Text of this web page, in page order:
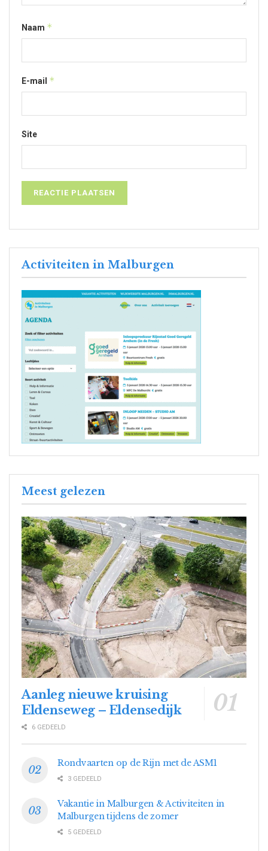
Naam *
E-mail *
Site
Activiteiten in Malburgen
Meest gelezen
Aanleg nieuwe kruising
Eldenseweg – Eldensedijk
6 GEDEELD
Rondvaarten op de Rijn met de ASM1
3 GEDEELD
Vakantie in Malburgen & Activiteiten in
Malburgen tijdens de zomer
5 GEDEELD